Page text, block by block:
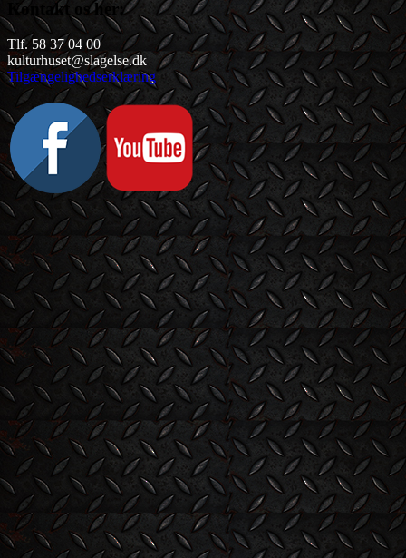
Kontakt os her:
Tlf. 58 37 04 00
kulturhuset@slagelse.dk
Tilgængelighedserklæring